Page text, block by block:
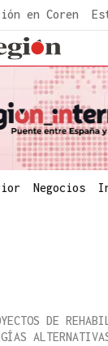
en Coren
Negocios
DE